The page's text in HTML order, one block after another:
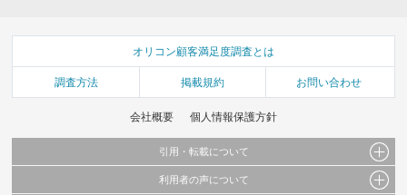
オリコン顧客満足度調査とは
調査方法 掲載規約 お問い合わせ
会社概要 個人情報保護方針
引用・転載について
当サイトで公開されている情報（文字、写真、イラスト、画像データ等）及びこれらの配
利用者の声について